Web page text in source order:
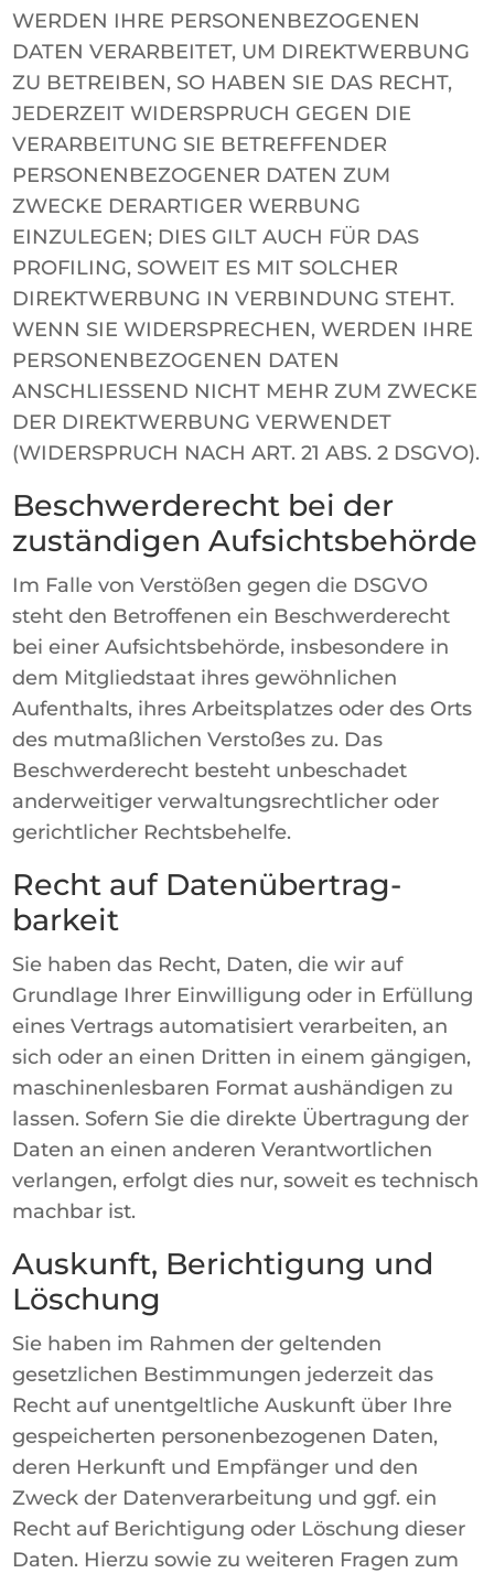
WERDEN IHRE PERSONENBEZOGENEN
DATEN VERARBEITET, UM DIREKTWERBUNG
ZU BETREIBEN, SO HABEN SIE DAS RECHT,
JEDERZEIT WIDERSPRUCH GEGEN DIE
VERARBEITUNG SIE BETREFFENDER
PERSONENBEZOGENER DATEN ZUM
ZWECKE DERARTIGER WERBUNG
EINZULEGEN; DIES GILT AUCH FÜR DAS
PROFILING, SOWEIT ES MIT SOLCHER
DIREKTWERBUNG IN VERBINDUNG STEHT.
WENN SIE WIDERSPRECHEN, WERDEN IHRE
PERSONENBEZOGENEN DATEN
ANSCHLIESSEND NICHT MEHR ZUM ZWECKE
DER DIREKTWERBUNG VERWENDET
(WIDERSPRUCH NACH ART. 21 ABS. 2 DSGVO).
Beschwerde­recht bei der
zuständigen Aufsichts­behörde
Im Falle von Verstößen gegen die DSGVO
steht den Betroffenen ein Beschwerderecht
bei einer Aufsichtsbehörde, insbesondere in
dem Mitgliedstaat ihres gewöhnlichen
Aufenthalts, ihres Arbeitsplatzes oder des Orts
des mutmaßlichen Verstoßes zu. Das
Beschwerderecht besteht unbeschadet
anderweitiger verwaltungsrechtlicher oder
gerichtlicher Rechtsbehelfe.
Recht auf Daten­übertrag­
barkeit
Sie haben das Recht, Daten, die wir auf
Grundlage Ihrer Einwilligung oder in Erfüllung
eines Vertrags automatisiert verarbeiten, an
sich oder an einen Dritten in einem gängigen,
maschinenlesbaren Format aushändigen zu
lassen. Sofern Sie die direkte Übertragung der
Daten an einen anderen Verantwortlichen
verlangen, erfolgt dies nur, soweit es technisch
machbar ist.
Auskunft, Berichtigung und
Löschung
Sie haben im Rahmen der geltenden
gesetzlichen Bestimmungen jederzeit das
Recht auf unentgeltliche Auskunft über Ihre
gespeicherten personenbezogenen Daten,
deren Herkunft und Empfänger und den
Zweck der Datenverarbeitung und ggf. ein
Recht auf Berichtigung oder Löschung dieser
Daten. Hierzu sowie zu weiteren Fragen zum